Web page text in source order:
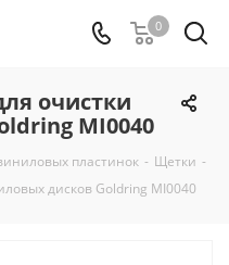
0
очистки
MI0040
пластинок - Щетки -
дисков Goldring MI0040